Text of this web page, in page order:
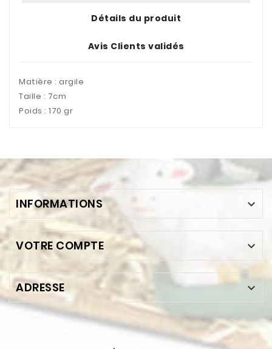
Détails du produit
Avis Clients validés
Matière : argile
Taille : 7cm
Poids : 170 gr
INFORMATIONS 
VOTRE COMPTE 
ADRESSE 